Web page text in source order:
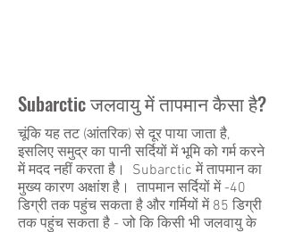
Subarctic जलवायु में तापमान कैसा है?
चूंकि यह तट (आंतरिक) से दूर पाया जाता है,
इसलिए समुद्र का पानी सर्दियों में भूमि को गर्म करने
में मदद नहीं करता है। Subarctic में तापमान का
मुख्य कारण अक्षांश है। तापमान सर्दियों में -40
डिग्री तक पहुंच सकता है और गर्मियों में 85 डिग्री
तक पहुंच सकता है - जो कि किसी भी जलवायु के